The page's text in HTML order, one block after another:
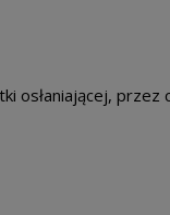
osłaniającej,